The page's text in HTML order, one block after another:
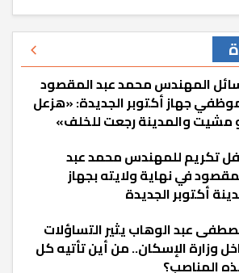
المهندس محمد عبد المقصود
جهاز أكتوبر الجديدة: «هزعل
مشيت والمدينة رجعت للخلف»
تكريم للمهندس محمد عبد
في نهاية ولايته بجهاز
أكتوبر الجديدة
عبد الوهاب يثير التساؤلات
وزارة الإسكان.. من أين تأتيه كل
المناصب؟